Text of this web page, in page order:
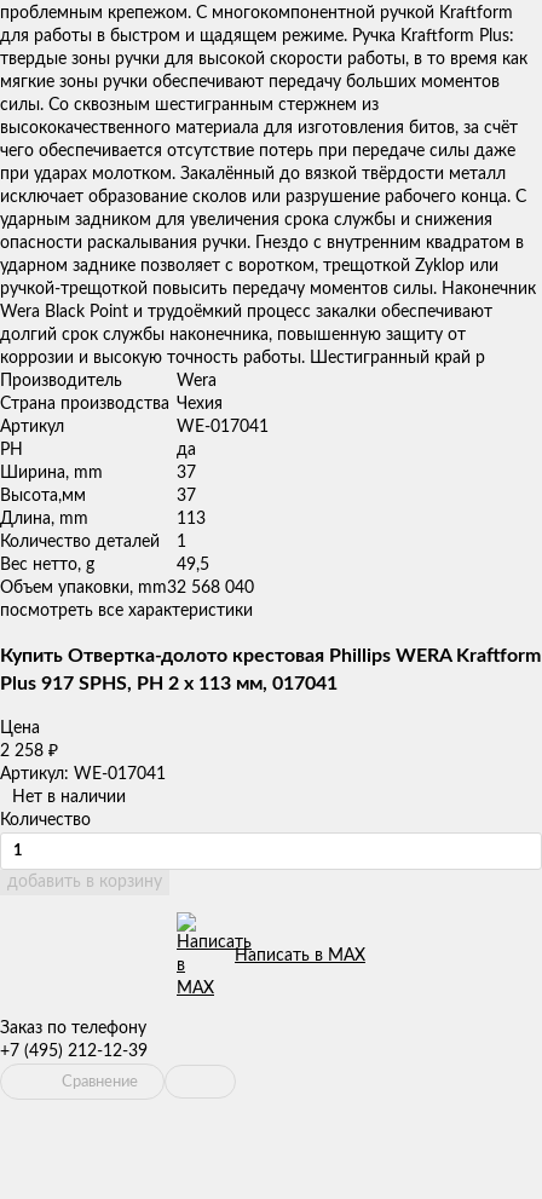
проблемным крепежом. С многокомпонентной ручкой Kraftform
для работы в быстром и щадящем режиме. Ручка Kraftform Plus:
твердые зоны ручки для высокой скорости работы, в то время как
мягкие зоны ручки обеспечивают передачу больших моментов
силы. Со сквозным шестигранным стержнем из
высококачественного материала для изготовления битов, за счёт
чего обеспечивается отсутствие потерь при передаче силы даже
при ударах молотком. Закалённый до вязкой твёрдости металл
исключает образование сколов или разрушение рабочего конца. С
ударным задником для увеличения срока службы и снижения
опасности раскалывания ручки. Гнездо с внутренним квадратом в
ударном заднике позволяет с воротком, трещоткой Zyklop или
ручкой-трещоткой повысить передачу моментов силы. Наконечник
Wera Black Point и трудоёмкий процесс закалки обеспечивают
долгий срок службы наконечника, повышенную защиту от
коррозии и высокую точность работы. Шестигранный край р
Производитель
Wera
Страна производства Чехия
Артикул
WE-017041
PH
да
Ширина, mm
37
Высота,мм
37
Длина, mm
113
Количество деталей
1
Вес нетто, g
49,5
Объем упаковки, mm32 568 040
посмотреть все характеристики
Купить Отвертка-долото крестовая Phillips WERA Kraftform
Plus 917 SPHS, PH 2 x 113 мм, 017041
Цена
2 258 ₽
Артикул: WE-017041
Нет в наличии
Количество
добавить в корзину
Написать в MAX
Заказ по телефону
+7 (495) 212-12-39
Сравнение